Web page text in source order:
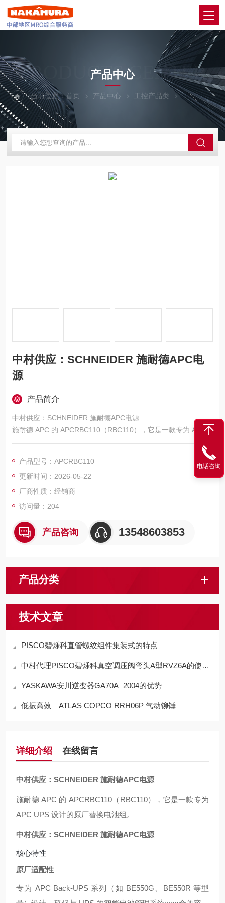
PRODUCTS CENTER
产品中心
当前位置：首页 产品中心 工控产品类
中村供应：SCHNEIDER 施耐德APC电
源
产品简介
中村供应：SCHNEIDER 施耐德APC电源
施耐德 APC 的 APCRBC110（RBC110），它是一款专为 APC U
PS 设计的原厂替换电池组。
产品型号：APCRBC110
更新时间：2026-05-22
厂商性质：经销商
访问量：204
产品咨询 13548603853
产品分类
技术文章
PISCO碧烁科直管螺纹组件集装式的特点
中村代理PISCO碧烁科真空调压阀弯头A型RVZ6A的使用方法
YASKAWA安川逆变器GA70A□2004的优势
低振高效｜ATLAS COPCO RRH06P 气动铆锤
详细介绍 在线留言
中村供应：SCHNEIDER 施耐德APC电源
施耐德 APC 的 APCRBC110（RBC110），它是一款专为
APC UPS 设计的原厂替换电池组。
中村供应：SCHNEIDER 施耐德APC电源
核心特性
原厂适配性
专为 APC Back-UPS 系列（如 BE550G、BE550R 等型
电话咨询